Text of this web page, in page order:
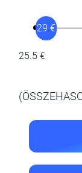
25.5 €
29 €